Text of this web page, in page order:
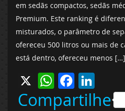
em sedãs compactos, sedãs
Premium. Este ranking é
misturados, o parâmetro de
ofereceu 500 litros ou mais de
está dentro, ofereceu menos […]
X WhatsApp
Compartilhe